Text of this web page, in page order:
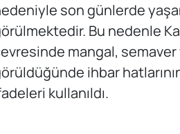
son günlerde
Bu nedenle
mangal, semaver
ihbar
kullanıldı.